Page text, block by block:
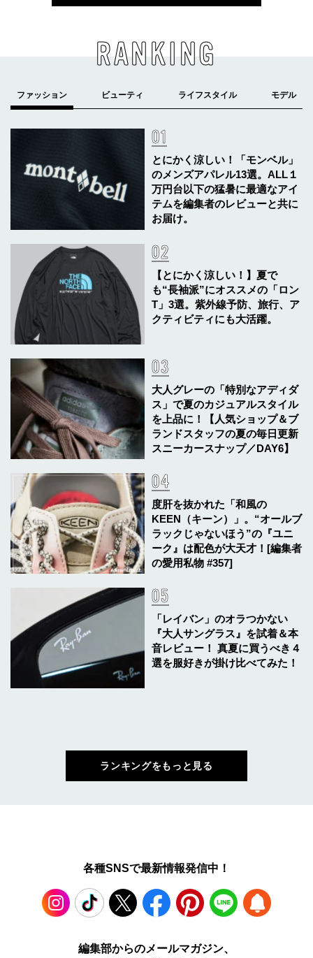
RANKING
とにかく涼しい！「モンベル」
のメンズアパレル13選。ALL１
万円台以下の猛暑に最適なアイ
テムを編集者のレビューと共に
お届け。
【とにかく涼しい！】夏で
も“長袖派”にオススメの「ロン
T」3選。紫外線予防、旅行、ア
クティビティにも大活躍。
大人グレーの「特別なアディダ
ス」で夏のカジュアルスタイル
を上品に！【人気ショップ＆ブ
ランドスタッフの夏の毎日更新
スニーカースナップ／DAY6】
度肝を抜かれた「和風の
KEEN（キーン）」。“オールブ
ラックじゃないほう”の『ユニ
ーク』は配色が大天才！[編集者
の愛用私物 #357]
「レイバン」のオラつかない
『大人サングラス』を試着＆本
音レビュー！ 真夏に買うべき４
選を服好きが掛け比べてみた！
ランキングをもっと見る
各種SNSで最新情報発信中！
TikTok Facebook Pinterest LINE
編集部からのメールマガジン、